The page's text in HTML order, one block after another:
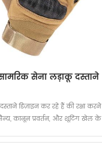
सेना लड़ाकू दस्ताने
डिज़ाइन कर रहे हैं की रक्षा करने
कानून प्रवर्तन, और शूटिंग खेल के